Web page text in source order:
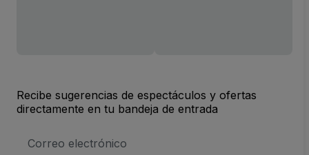
Recibe sugerencias de espectáculos y ofertas
directamente en tu bandeja de entrada
de